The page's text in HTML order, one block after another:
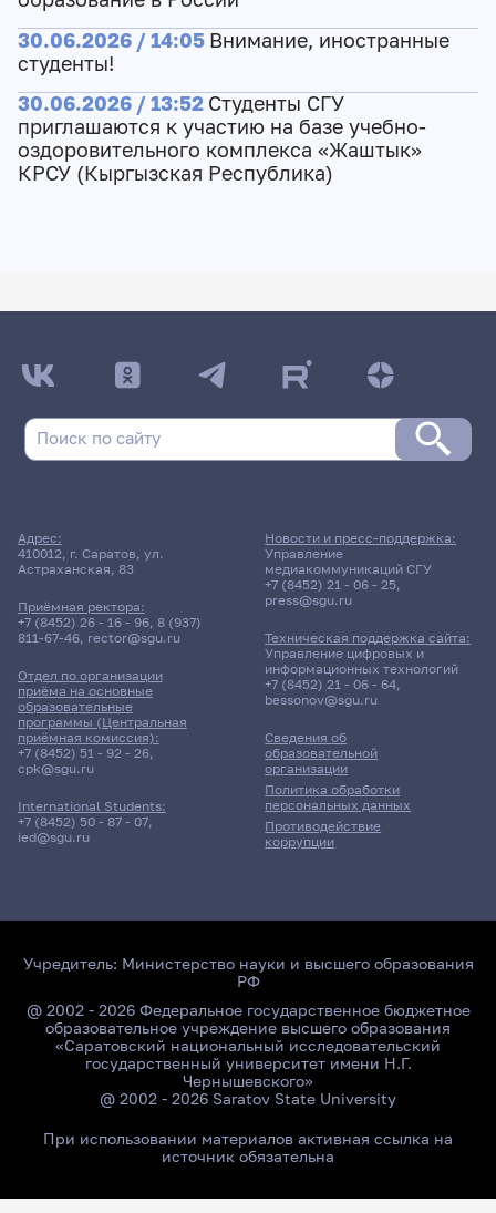
30.06.2026 / 14:05 Внимание, иностранные
студенты!
30.06.2026 / 13:52 Студенты СГУ
приглашаются к участию на базе учебно-
оздоровительного комплекса «Жаштык»
КРСУ (Кыргызская Республика)
Адрес:
410012, г. Саратов, ул.
Астраханская, 83
Приёмная ректора:
+7 (8452) 26 - 16 - 96, 8 (937)
811-67-46, rector@sgu.ru
Отдел по организации
приёма на основные
образовательные
программы (Центральная
приёмная комиссия):
+7 (8452) 51 - 92 - 26,
cpk@sgu.ru
International Students:
+7 (8452) 50 - 87 - 07,
ied@sgu.ru
Сведения об
образовательной
организации
Политика обработки
персональных данных
Противодействие
коррупции
Новости и пресс-поддержка:
Управление
медиакоммуникаций СГУ
+7 (8452) 21 - 06 - 25,
press@sgu.ru
Техническая поддержка сайта:
Управление цифровых и
информационных технологий
+7 (8452) 21 - 06 - 64,
bessonov@sgu.ru
Учредитель: Министерство науки и высшего образования
РФ
@ 2002 - 2026 Федеральное государственное бюджетное
образовательное учреждение высшего образования
«Саратовский национальный исследовательский
государственный университет имени Н.Г.
Чернышевского»
@ 2002 - 2026 Saratov State University
При использовании материалов активная ссылка на
источник обязательна